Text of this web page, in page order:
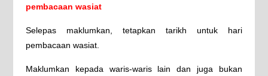
pembacaan wasiat
Selepas maklumkan, tetapkan tarikh untuk hari
pembacaan wasiat.
Maklumkan kepada waris-waris lain dan juga bukan